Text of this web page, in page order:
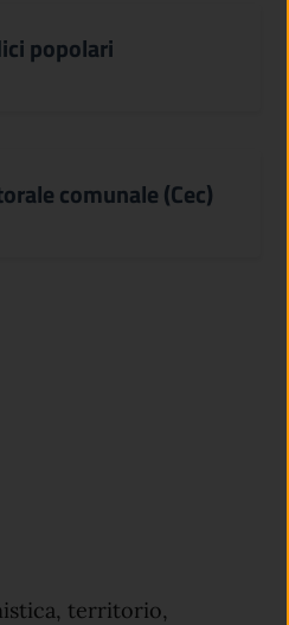
popolari
comunale (Cec)
territorio,